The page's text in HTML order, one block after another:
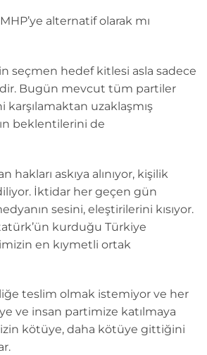
alternatif olarak mı
seçmen hedef kitlesi asla sadece
Bugün mevcut tüm partiler
karşılamaktan uzaklaşmış
beklentilerini de
hakları askıya alınıyor, kişilik
İktidar her geçen gün
sesini, eleştirilerini kısıyor.
kurduğu Türkiye
en kıymetli ortak
teslim olmak istemiyor ve her
ve insan partimize katılmaya
kötüye, daha kötüye gittiğini